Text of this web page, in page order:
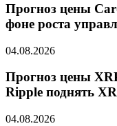
Прогноз цены
фоне роста
04.08.2026
Прогноз цены
Ripple поднять
04.08.2026